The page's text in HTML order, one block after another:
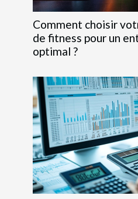
Comment choisir
de fitness pour un
optimal ?